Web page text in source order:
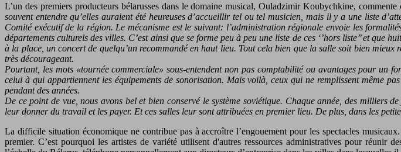
L’un des premiers producteurs bélarusses dans le domaine musical, Ouladzimir Koubychkine, commente
souvent entendre qu’elles auraient été heureuses d’accueillir tel ou tel musicien, mais il y a une liste
Comité exécutif de la région. Le mécanisme est le suivant: l’administration régionale envoie les
départements culturels des villes. C’est ainsi que se forme peu à peu une liste de ces ‘’hors liste’’ et
à la place, un concert de quelqu’un recommandé en haut lieu. Tout cela bien que la salle soit bien mieux
très décourageant.
Pourtant, les mots «tournée commerciale» sous-entendent non pas comptabilité ou avantages pour
celui à qui appartiennent les équipements de sonorisation. Mais voilà, ceux qui ne remplissent même
pendant des années.
De ce point de vue, nous avons bel et bien conservé le système soviétique. Chaque année, des milliers
leur donner du travail et les payer. Et ces salles leur sont attribuées en premier lieu. De plus, dans les
La difficile situation économique ne contribue pas à accroître l’engouement pour les spectacles
premier. C’est pourquoi les artistes de variété utilisent d'autres ressources administratives pour réunir